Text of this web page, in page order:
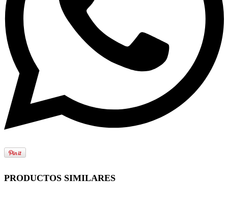
PRODUCTOS SIMILARES